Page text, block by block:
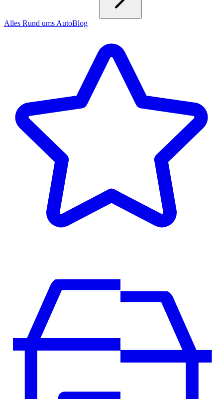
Alles Rund ums AutoBlog